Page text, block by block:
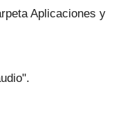
Aplicaciones y